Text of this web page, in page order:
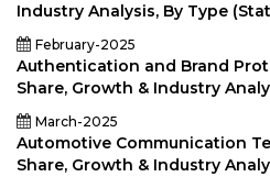
Industry Analysis, By Type
February-2025
Authentication and Brand
Share, Growth & Industry
March-2025
Automotive Communication
Share, Growth & Industry